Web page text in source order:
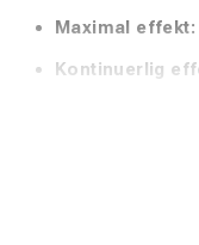
Maximal effekt:
Kontinuerlig
4kVA @